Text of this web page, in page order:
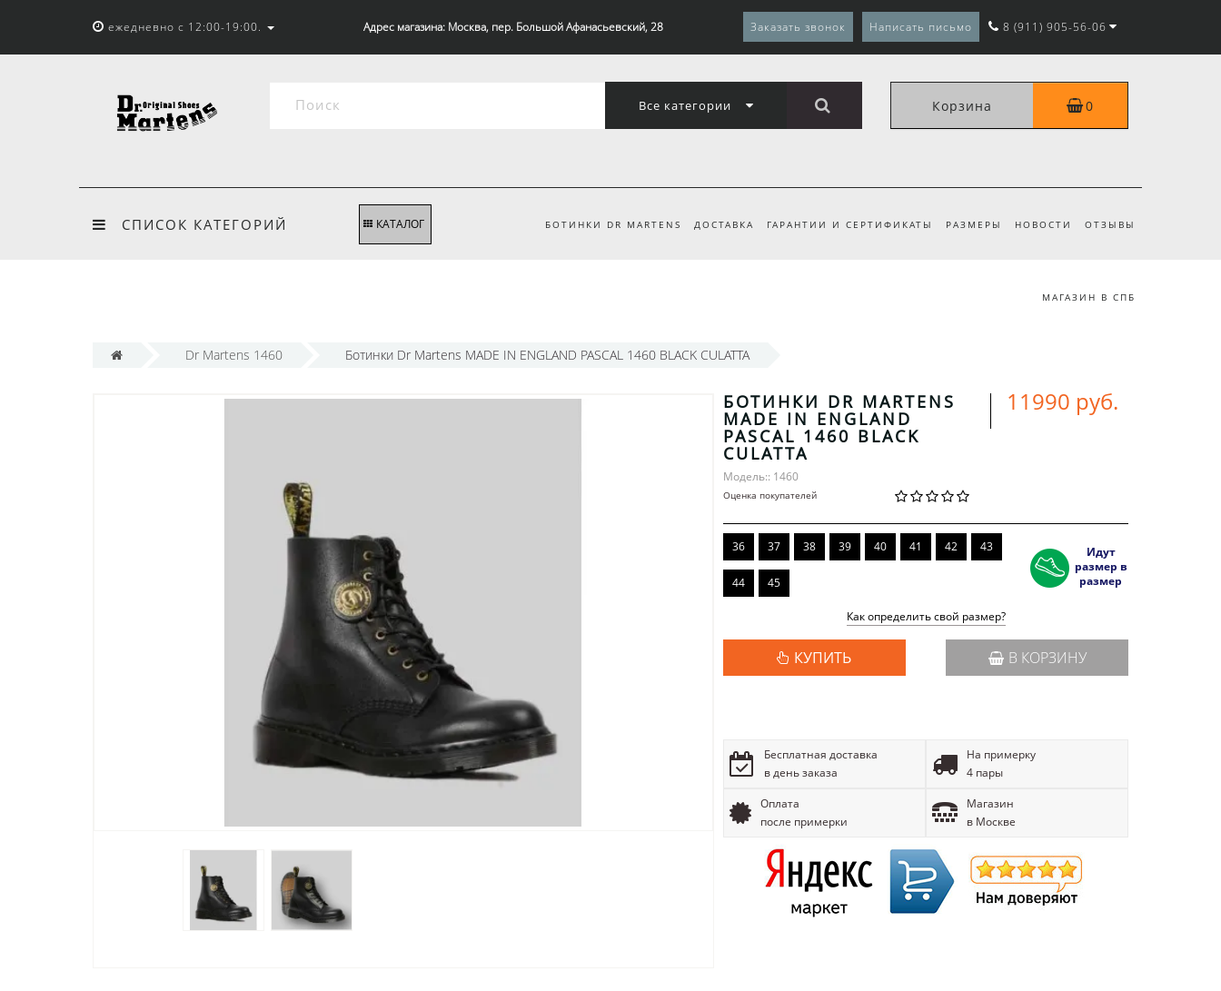
ежедневно с 12:00-19:00. Адрес магазина: Москва, пер. Большой Афанасьевский, 28 Заказать звонок Написать письмо 8 (911) 905-56-06
Все категории Корзина 0
СПИСОК КАТЕГОРИЙ КАТАЛОГ БОТИНКИ DR MARTENS ДОСТАВКА ГАРАНТИИ И СЕРТИФИКАТЫ РАЗМЕРЫ НОВОСТИ ОТЗЫВЫ
МАГАЗИН В СПБ
Dr Martens 1460 Ботинки Dr Martens MADE IN ENGLAND PASCAL 1460 BLACK CULATTA
БОТИНКИ DR MARTENS
MADE IN ENGLAND
PASCAL 1460 BLACK
CULATTA
Модель:: 1460
Оценка покупателей
11990 руб.
36 37 38 39 40 41 42 43
44 45
Идут
размер в
размер
Как определить свой размер?
КУПИТЬ В КОРЗИНУ
Бесплатная доставка
в день заказа
На примерку
4 пары
Оплата
после примерки
Магазин
в Москве